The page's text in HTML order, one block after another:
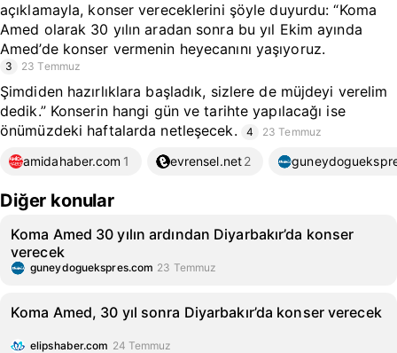
açıklamayla, konser vereceklerini şöyle duyurdu: “Koma
Amed olarak 30 yılın aradan sonra bu yıl Ekim ayında
Amed’de konser vermenin heyecanını yaşıyoruz.
3 23 Temmuz
Şimdiden hazırlıklara başladık, sizlere de müjdeyi verelim
dedik.” Konserin hangi gün ve tarihte yapılacağı ise
önümüzdeki haftalarda netleşecek.
4 23 Temmuz
amidahaber.com 1 evrensel.net2
Diğer konular
Koma Amed 30 yılın ardından Diyarbakır’da konser
verecek
guneydoguekspres.com 23 Temmuz
Koma Amed, 30 yıl sonra Diyarbakır’da konser verecek
elipshaber.com 24 Temmuz